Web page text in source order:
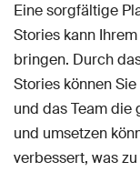
Eine sorgfältige
Stories kann
bringen. Durch
Stories können
und das Team die
und umsetzen
verbessert, was